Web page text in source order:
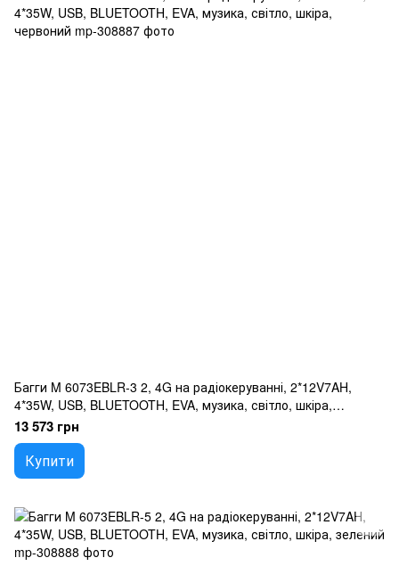
Багги M 6073EBLR-3 2, 4G на радіокеруванні, 2*12V7AH,
4*35W, USB, BLUETOOTH, EVA, музика, світло, шкіра,
червоний
13 573 грн
Купити